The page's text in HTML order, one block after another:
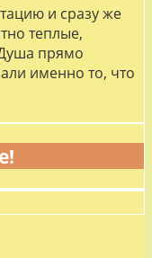
и сразу же
теплые,
прямо
именно то, что